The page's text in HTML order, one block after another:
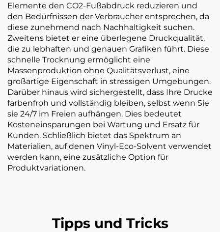
Elemente den CO2-Fußabdruck reduzieren und
den Bedürfnissen der Verbraucher entsprechen, da
diese zunehmend nach Nachhaltigkeit suchen.
Zweitens bietet er eine überlegene Druckqualität,
die zu lebhaften und genauen Grafiken führt. Diese
schnelle Trocknung ermöglicht eine
Massenproduktion ohne Qualitätsverlust, eine
großartige Eigenschaft in stressigen Umgebungen.
Darüber hinaus wird sichergestellt, dass Ihre Drucke
farbenfroh und vollständig bleiben, selbst wenn Sie
sie 24/7 im Freien aufhängen. Dies bedeutet
Kosteneinsparungen bei Wartung und Ersatz für
Kunden. Schließlich bietet das Spektrum an
Materialien, auf denen Vinyl-Eco-Solvent verwendet
werden kann, eine zusätzliche Option für
Produktvariationen.
Tipps und Tricks